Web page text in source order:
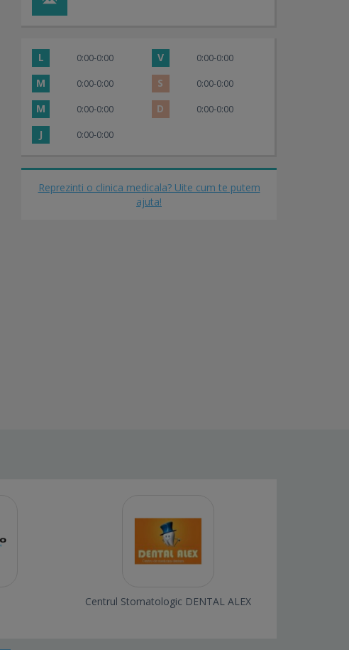
L 0:00-0:00 V 0:00-0:00
M 0:00-0:00 S 0:00-0:00
M 0:00-0:00 D 0:00-0:00
J 0:00-0:00
Reprezinti o clinica medicala? Uite cum te putem
ajuta!
Centrul Stomatologic DENTAL ALEX